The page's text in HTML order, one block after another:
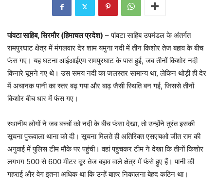
पांवटा साहिब, सिरमौर (हिमाचल प्रदेश) – पांवटा साहिब उपमंडल के अंतर्गत
रामपुरघाट क्षेत्र में मंगलवार देर शाम यमुना नदी में तीन किशोर तेज बहाव के बीच
फंस गए। यह घटना आईआईएम रामपुरघाट के पास हुई, जब तीनों किशोर नदी
किनारे घूमने गए थे। उस समय नदी का जलस्तर सामान्य था, लेकिन थोड़ी ही देर
में अचानक पानी का स्तर बढ़ गया और बाढ़ जैसी स्थिति बन गई, जिससे तीनों
किशोर बीच धार में फंस गए।
स्थानीय लोगों ने जब बच्चों को नदी के बीच फंसा देखा, तो उन्होंने तुरंत इसकी
सूचना पुरूवाला थाना को दी। सूचना मिलते ही अतिरिक्त एसएचओ जीत राम की
अगुवाई में पुलिस टीम मौके पर पहुंची। वहां पहुंचकर टीम ने देखा कि तीनों किशोर
लगभग 500 से 600 मीटर दूर तेज बहाव वाले क्षेत्र में फंसे हुए हैं। पानी की
गहराई और वेग इतना अधिक था कि उन्हें बाहर निकालना बेहद कठिन था।